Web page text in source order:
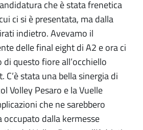
che è stata frenetica
ci si è presentata, ma dalla
indietro. Avevamo il
delle final eight di A2 e ora ci
di questo fiore all’occhiello
C’è stata una bella sinergia di
Volley Pesaro e la Vuelle
che ne sarebbero
occupato dalla kermesse